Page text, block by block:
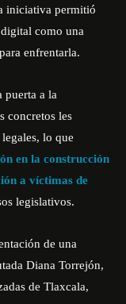
iniciativa permitió
como una
enfrentarla.
puerta a la
concretos les
lo que
en la construcción
a víctimas de
legislativos.
de una
Diana Torrejón,
de Tlaxcala,